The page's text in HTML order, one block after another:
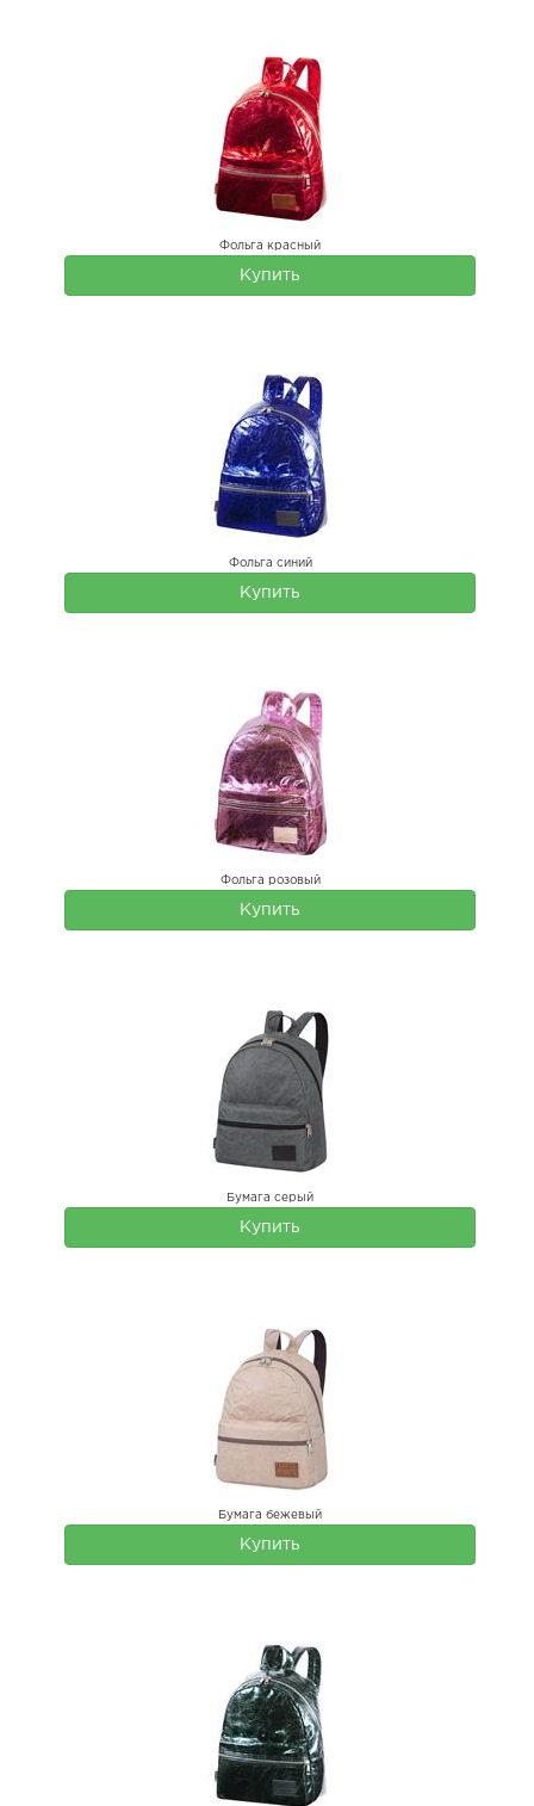
Фольга красный
Купить
Фольга синий
Купить
Фольга розовый
Купить
Бумага серый
Купить
Бумага бежевый
Купить